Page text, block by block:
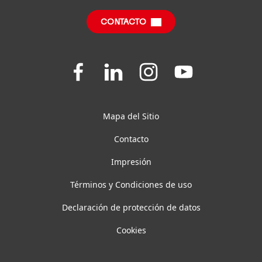
SDS, TDS, RoHS, Información del Producto
Preguntas FrecuentesCONTACTO
Join
Join
on
Join
on
Join
us
Mapa del Sitio
Contacto
Impresión
Términos y Condiciones de uso
Declaración de protección de datos
Cookies